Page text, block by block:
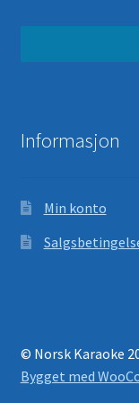
Informasjon
Min konto
© Norsk Karaoke
Bygget med